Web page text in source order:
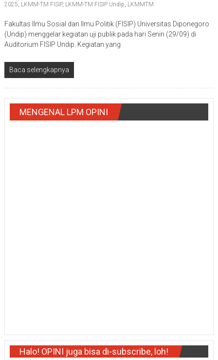
2025, LKMM-TM FISIP, LKMM-TM FISIP Undip, LKMMTM
Fakultas Ilmu Sosial dan Ilmu Politik (FISIP) Universitas Diponegoro
(Undip) menggelar kegiatan uji publik pada hari Senin (29/09) di
Auditorium FISIP Undip. Kegiatan yang
Baca selengkapnya
MENGENAL LPM OPINI
Halo! OPINI juga bisa di-subscribe, loh!